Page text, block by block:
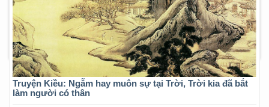
Truyện Kiều: Ngẫm hay muôn sự tại Trời, Trời kia đã bắt
làm người có thân